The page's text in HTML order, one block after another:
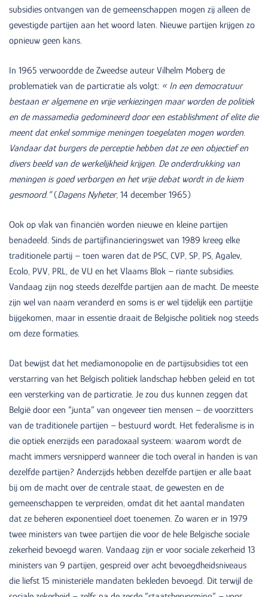
subsidies ontvangen van de gemeenschappen mogen zij alleen de
gevestigde partijen aan het woord laten. Nieuwe partijen krijgen zo
opnieuw geen kans.
In 1965 verwoordde de Zweedse auteur Vilhelm Moberg de
problematiek van de particratie als volgt: « In een democratuur
bestaan er algemene en vrije verkiezingen maar worden de politiek
en de massamedia gedomineerd door een establishment of elite die
meent dat enkel sommige meningen toegelaten mogen worden.
Vandaar dat burgers de perceptie hebben dat ze een objectief en
divers beeld van de werkelijkheid krijgen. De onderdrukking van
meningen is goed verborgen en het vrije debat wordt in de kiem
gesmoord. ”(Dagens Nyheter, 14 december 1965)
Ook op vlak van financiën worden nieuwe en kleine partijen
benadeeld. Sinds de partijfinancieringswet van 1989 kreeg elke
traditionele partij – toen waren dat de PSC, CVP, SP, PS, Agalev,
Ecolo, PVV, PRL, de VU en het Vlaams Blok – riante subsidies.
Vandaag zijn nog steeds dezelfde partijen aan de macht. De meeste
zijn wel van naam veranderd en soms is er wel tijdelijk een partijtje
bijgekomen, maar in essentie draait de Belgische politiek nog steeds
om deze formaties.
Dat bewijst dat het mediamonopolie en de partijsubsidies tot een
verstarring van het Belgisch politiek landschap hebben geleid en tot
een versterking van de particratie. Je zou dus kunnen zeggen dat
België door een “junta” van ongeveer tien mensen – de voorzitters
van de traditionele partijen – bestuurd wordt. Het federalisme is in
die optiek enerzijds een paradoxaal systeem: waarom wordt de
macht immers versnipperd wanneer die toch overal in handen is van
dezelfde partijen? Anderzijds hebben dezelfde partijen er alle baat
bij om de macht over de centrale staat, de gewesten en de
gemeenschappen te verpreiden, omdat dit het aantal mandaten
dat ze beheren exponentieel doet toenemen. Zo waren er in 1979
twee ministers van twee partijen die voor de hele Belgische sociale
zekerheid bevoegd waren. Vandaag zijn er voor sociale zekerheid 13
ministers van 9 partijen, gespreid over acht bevoegdheidsniveaus
die liefst 15 ministeriële mandaten bekleden bevoegd. Dit terwijl de